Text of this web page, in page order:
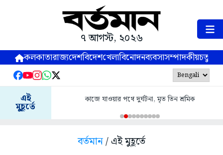
৭ আগস্ট, ২০২৬
কলকাতারাজ্যদেশবিদেশখেলাবিনোদনব্যবসাসম্পাদকীয়
এই
মুহূর্তে
কাজে যাওয়ার পথে দুর্ঘটনা, মৃত তিন শ্রমিক
বর্তমান/ এই মুহূর্তে